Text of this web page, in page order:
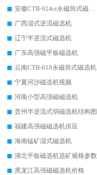
安徽CTB-924ct永磁筒式磁选机
广西湿式逆流磁选机
辽宁半逆流式磁选机
广东高强磁平板磁选机
云南CTB-618永磁筒式磁选机
宁夏河沙磁选机视频
河南小型高强磁磁选机
贵州半逆流式弱磁选机结构图
福建高强磁磁选机供应
海南锰矿湿式磁选机
湖北平板磁选机选矿规格参数
黑龙江高强磁磁选机价格